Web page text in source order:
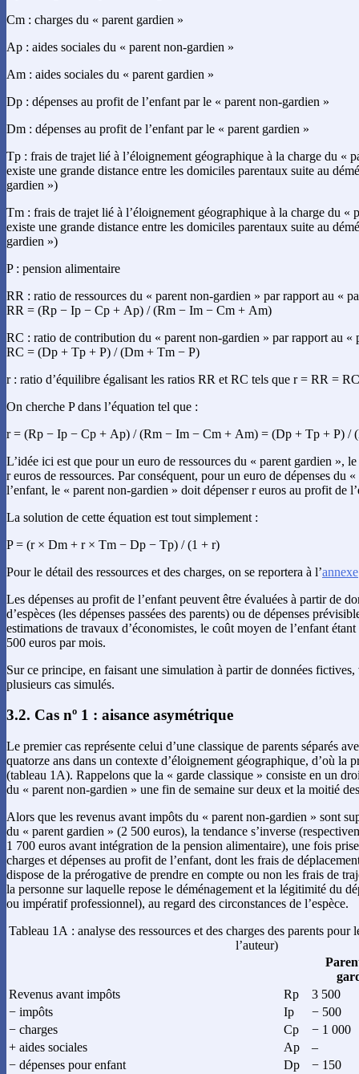
Cm : charges du « parent gardien »
Ap : aides sociales du « parent non-gardien »
Am : aides sociales du « parent gardien »
Dp : dépenses au profit de l’enfant par le « parent non-gardien »
Dm : dépenses au profit de l’enfant par le « parent gardien »
Tp : frais de trajet lié à l’éloignement géographique à la charge du «
existe une grande distance entre les domiciles parentaux suite au
gardien »)
Tm : frais de trajet lié à l’éloignement géographique à la charge du «
existe une grande distance entre les domiciles parentaux suite au
gardien »)
P : pension alimentaire
RR : ratio de ressources du « parent non-gardien » par rapport au «
RR = (Rp − Ip − Cp + Ap) / (Rm − Im − Cm + Am)
RC : ratio de contribution du « parent non-gardien » par rapport au «
RC = (Dp + Tp + P) / (Dm + Tm − P)
r : ratio d’équilibre égalisant les ratios RR et RC tels que r = RR = RC
On cherche P dans l’équation tel que :
r = (Rp − Ip − Cp + Ap) / (Rm − Im − Cm + Am) = (Dp + Tp + P) /
L’idée ici est que pour un euro de ressources du « parent gardien »,
r euros de ressources. Par conséquent, pour un euro de dépenses du
l’enfant, le « parent non-gardien » doit dépenser r euros au profit de
La solution de cette équation est tout simplement :
P = (r × Dm + r × Tm − Dp − Tp) / (1 + r)
Pour le détail des ressources et des charges, on se reportera à l’annexe
Les dépenses au profit de l’enfant peuvent être évaluées à partir de
d’espèces (les dépenses passées des parents) ou de dépenses
estimations de travaux d’économistes, le coût moyen de l’enfant
500 euros par mois.
Sur ce principe, en faisant une simulation à partir de données
plusieurs cas simulés.
3.2. Cas nº 1 : aisance asymétrique
Le premier cas représente celui d’une classique de parents séparés
quatorze ans dans un contexte d’éloignement géographique, d’où la
(tableau 1A). Rappelons que la « garde classique » consiste en un
du « parent non-gardien » une fin de semaine sur deux et la moitié
Alors que les revenus avant impôts du « parent non-gardien » sont
du « parent gardien » (2 500 euros), la tendance s’inverse
1 700 euros avant intégration de la pension alimentaire), une fois
charges et dépenses au profit de l’enfant, dont les frais de
dispose de la prérogative de prendre en compte ou non les frais de
la personne sur laquelle repose le déménagement et la légitimité du
ou impératif professionnel), au regard des circonstances de l’espèce.
Tableau 1A : analyse des ressources et des charges des parents pour
l’auteur)
Revenus avant impôts
Rp
3 500
− impôts
Ip
− 500
− charges
Cp
− 1 000
+ aides sociales
Ap
–
− dépenses pour enfant
Dp − 150